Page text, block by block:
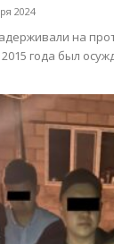
2024
на
года был